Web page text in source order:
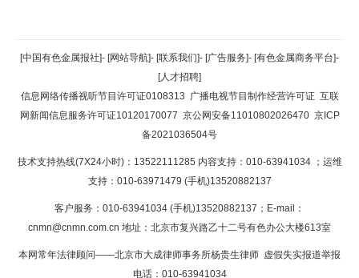
返回顶部
返回首页
[中国有色金属报社]- [网站导航]- [联系我们]- [广告服务]- [有色金属商务平台]-
[人才招聘]
信息网络传播视听节目许可证0108313 广播电视节目制作经营许可证 互联
网新闻信息服务许可证10120170077 京公网安备11010802026470 京ICP
备2021036504号
技术支持热线(7X24小时)：13522111285 内容支持：010-63941034 ；运维
支持：010-63971479 (手机)13520882137
客户服务：010-63941034 (手机)13520882137；E-mail：
cnmn@cnmn.com.cn 地址：北京市复兴路乙十二号有色办公大楼613室
本网常年法律顾问——北京市大成律师事务所杨贵生律师 虚假失实报道举报
电话：010-63941034